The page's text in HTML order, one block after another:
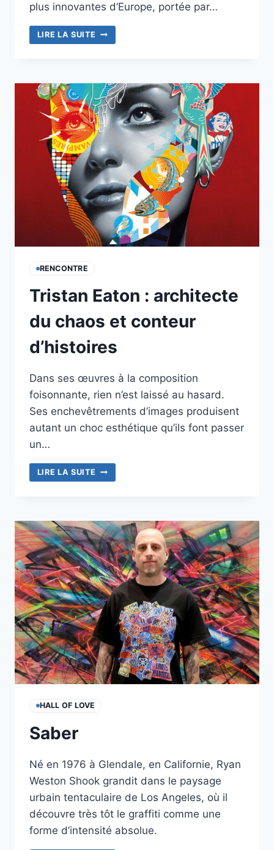
plus innovantes d’Europe, portée par…
LIRE LA SUITE À
BRISTOL,
A
PRIS
LE
POUVOIR
RENCONTRE
Tristan Eaton : architecte
du chaos et conteur
d’histoires
Dans ses œuvres à la composition
foisonnante, rien n’est laissé au hasard.
Ses enchevêtrements d’images produisent
autant un choc esthétique qu’ils font passer
un…
LIRE LA SUITE TRISTAN
EATON
DU
CHAOS
ET
CONTEUR
D’HISTOIRES
HALL OF LOVE
Saber
Né en 1976 à Glendale, en Californie, Ryan
Weston Shook grandit dans le paysage
urbain tentaculaire de Los Angeles, où il
découvre très tôt le graffiti comme une
forme d’intensité absolue.